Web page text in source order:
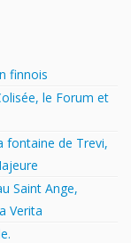
finnois
le Forum et
fontaine de Trevi,
Saint Ange,
Verita